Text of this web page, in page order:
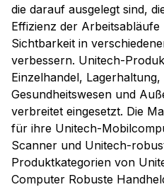
die darauf ausgelegt sind,
Effizienz der
Sichtbarkeit in
verbessern. Unitech-
Einzelhandel, Lagerhaltung,
Gesundheitswesen und
verbreitet eingesetzt. Die
für ihre Unitech-
Scanner und Unitech-
Produktkategorien von
Computer Robuste